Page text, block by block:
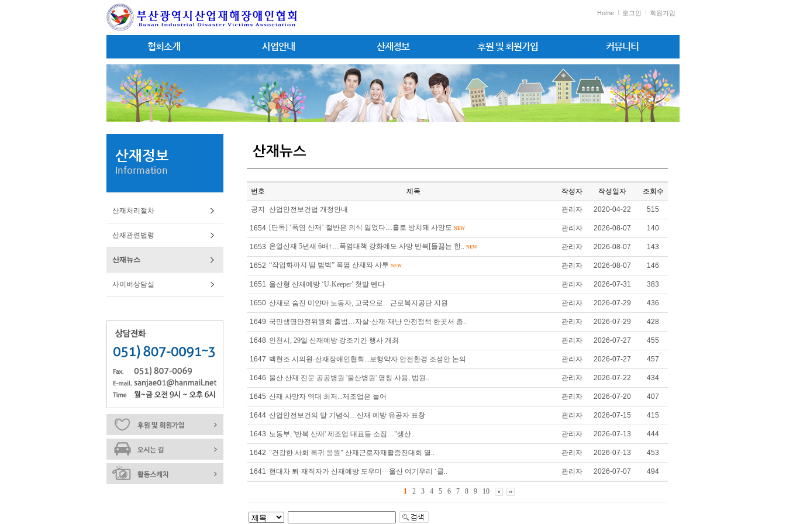
Home 로그인 회원가입
협회소개 사업안내 산재정보 후원 및 회원가입 커뮤니티
산재정보
Information
산재처리절차
산재관련법령
산재뉴스
사이버상담실
산재뉴스
번호 제목 작성자 작성일자 조회수
공지 산업안전보건법 개정안내 관리자 2020-04-22 515
1654 [단독] ‘폭염 산재’ 절반은 의식 잃었다…홀로 방치돼 사망도 NEW 관리자 2026-08-07 140
1653 온열산재 5년새 6배↑…폭염대책 강화에도 사망 반복[들끓는 한.. NEW 관리자 2026-08-07 143
1652 “작업화까지 땀 범벅” 폭염 산재와 사투 NEW 관리자 2026-08-07 146
1651 울산형 산재예방 ‘U-Keeper’ 첫발 뗀다 관리자 2026-07-31 383
1650 산재로 숨진 미얀마 노동자, 고국으로…근로복지공단 지원 관리자 2026-07-29 436
1649 국민생명안전위원회 출범…자살·산재·재난 안전정책 한곳서 총.. 관리자 2026-07-29 428
1648 인천시, 29일 산재예방 강조기간 행사 개최 관리자 2026-07-27 455
1647 백현조 시의원-산재장애인협회...보행약자 안전환경 조성안 논의 관리자 2026-07-27 457
1646 울산 산재 전문 공공병원 '울산병원' 명칭 사용, 법원.. 관리자 2026-07-22 434
1645 산재 사망자 역대 최저...제조업은 늘어 관리자 2026-07-20 407
1644 산업안전보건의 달 기념식…산재 예방 유공자 표창 관리자 2026-07-15 415
1643 노동부, '반복 산재' 제조업 대표들 소집…"생산.. 관리자 2026-07-13 444
1642 "건강한 사회 복귀 응원" 산재근로자재활증진대회 열.. 관리자 2026-07-13 453
1641 현대차 퇴·재직자가 산재예방 도우미···울산 여기우리 ‘콜.. 관리자 2026-07-07 494
1 2 3 4 5 6 7 8 9 10